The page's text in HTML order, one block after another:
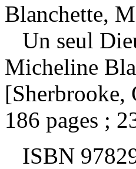
Blanchette,
Un seul
Micheline
186 pages ;
ISBN